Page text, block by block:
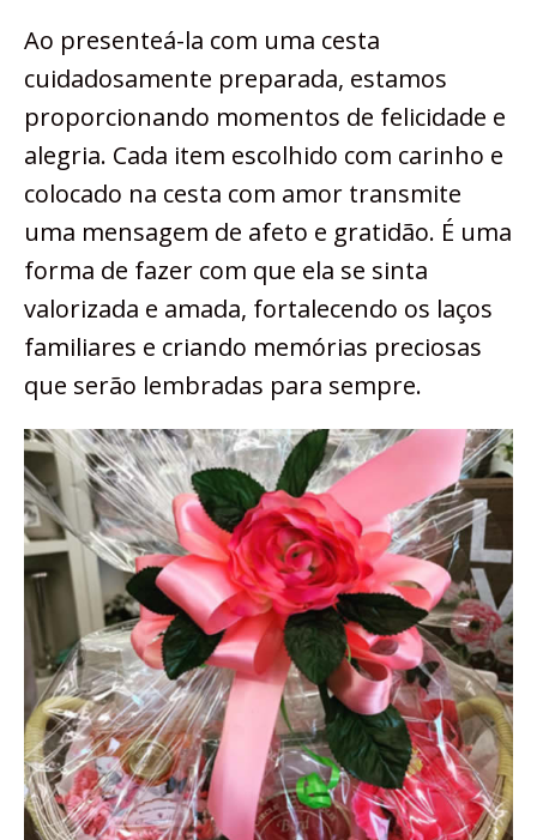
Ao presenteá-la com uma cesta
cuidadosamente preparada, estamos
proporcionando momentos de felicidade e
alegria. Cada item escolhido com carinho e
colocado na cesta com amor transmite
uma mensagem de afeto e gratidão. É uma
forma de fazer com que ela se sinta
valorizada e amada, fortalecendo os laços
familiares e criando memórias preciosas
que serão lembradas para sempre.